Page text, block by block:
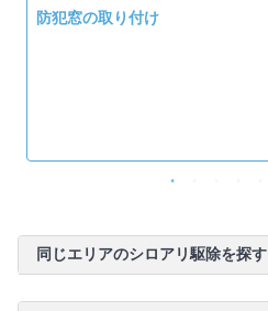
防犯窓の取り付け
同じエリアのシロアリ駆除を探す